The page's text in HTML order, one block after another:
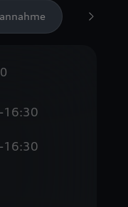
Teile-
16:30
16:30